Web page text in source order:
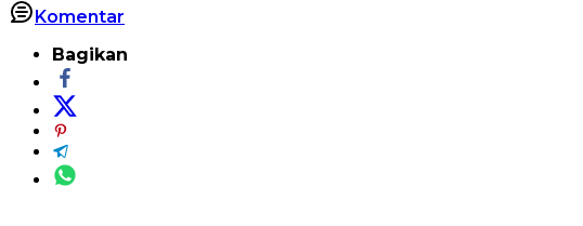
Komentar
Bagikan